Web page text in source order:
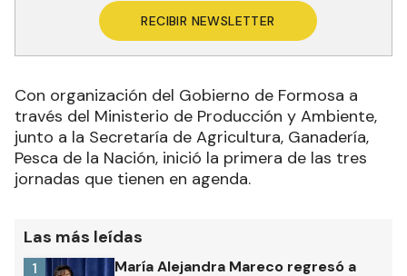
RECIBIR NEWSLETTER
Con organización del Gobierno de Formosa a
través del Ministerio de Producción y Ambiente,
junto a la Secretaría de Agricultura, Ganadería,
Pesca de la Nación, inició la primera de las tres
jornadas que tienen en agenda.
Las más leídas
María Alejandra Mareco regresó a
1